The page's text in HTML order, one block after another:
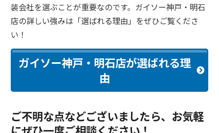
装会社を選ぶことが重要なのです。ガイソー神戸・明石
店の詳しい強みは「選ばれる理由」をぜひご覧くださ
い！
ガイソー神戸・明石店が選ばれる理
由
ご不明な点などございましたら、お気軽